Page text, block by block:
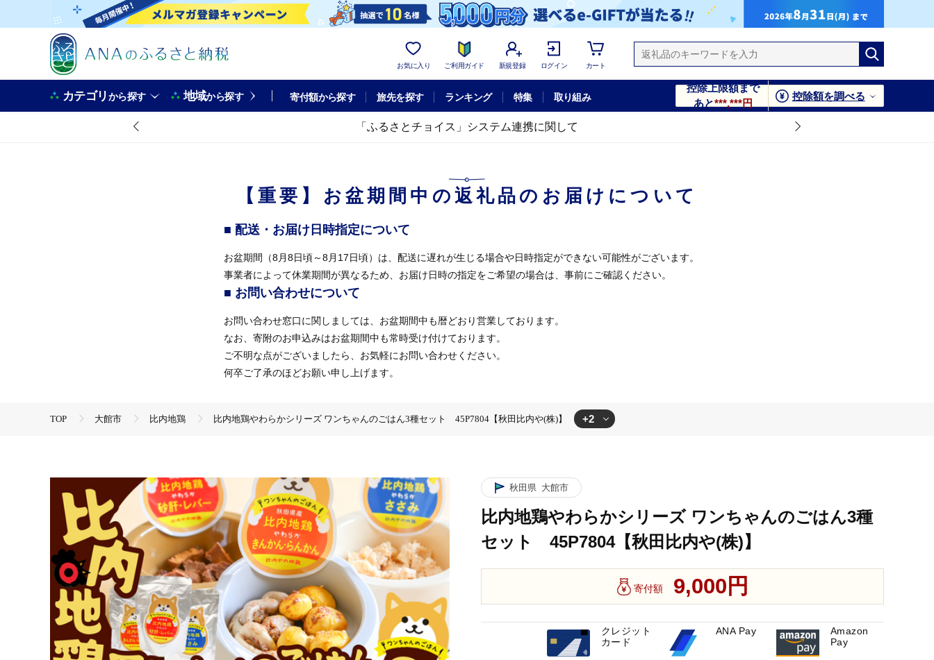
お気に入り ご利用ガイド 新規登録 ログイン カート
カテゴリから探す 地域から探す 寄付額から探す 旅先を探す ランキング 特集 取り組み
控除上限額まで
あと***,***円
控除額を調べる
「ふるさとチョイス」システム連携に関して
【重要】お盆期間中の返礼品のお届けについて
■ 配送・お届け日時指定について
お盆期間（8月8日頃～8月17日頃）は、配送に遅れが生じる場合や日時指定ができない可能性がございます。
事業者によって休業期間が異なるため、お届け日時の指定をご希望の場合は、事前にご確認ください。
■ お問い合わせについて
お問い合わせ窓口に関しましては、お盆期間中も暦どおり営業しております。
なお、寄附のお申込みはお盆期間中も常時受け付けております。
ご不明な点がございましたら、お気軽にお問い合わせください。
何卒ご了承のほどお願い申し上げます。
TOP 大館市 比内地鶏 比内地鶏やわらかシリーズ ワンちゃんのごはん3種セット 45P7804【秋田比内や(株)】 +2
秋田県 大館市
比内地鶏やわらかシリーズ ワンちゃんのごはん3種
セット 45P7804【秋田比内や(株)】
寄付額 9,000円
クレジット
カード
ANA Pay
Amazon
Pay